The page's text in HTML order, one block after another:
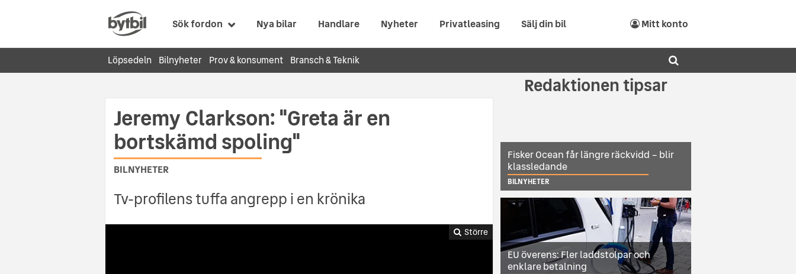
Sök fordon Nya bilar Handlare Nyheter Privatleasing Sälj din bil Mitt konto
Löpsedeln Bilnyheter Prov & konsument Bransch & Teknik
Redaktionen tipsar
Jeremy Clarkson: "Greta är en
bortskämd spoling"
BILNYHETER
Tv-profilens tuffa angrepp i en krönika
Större
Fisker Ocean får längre räckvidd – blir
klassledande
BILNYHETER
EU överens: Fler laddstolpar och
enklare betalning